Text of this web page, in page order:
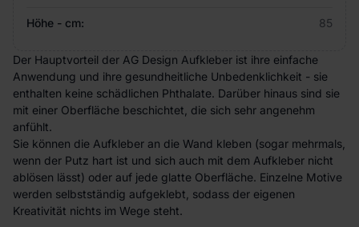
Höhe - cm: 85
Der Hauptvorteil der AG Design Aufkleber ist ihre einfache
Anwendung und ihre gesundheitliche Unbedenklichkeit - sie
enthalten keine schädlichen Phthalate. Darüber hinaus sind sie
mit einer Oberfläche beschichtet, die sich sehr angenehm
anfühlt.
Sie können die Aufkleber an die Wand kleben (sogar mehrmals,
wenn der Putz hart ist und sich auch mit dem Aufkleber nicht
ablösen lässt) oder auf jede glatte Oberfläche. Einzelne Motive
werden selbstständig aufgeklebt, sodass der eigenen
Kreativität nichts im Wege steht.